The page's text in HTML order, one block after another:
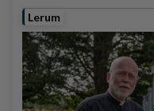
Lerum